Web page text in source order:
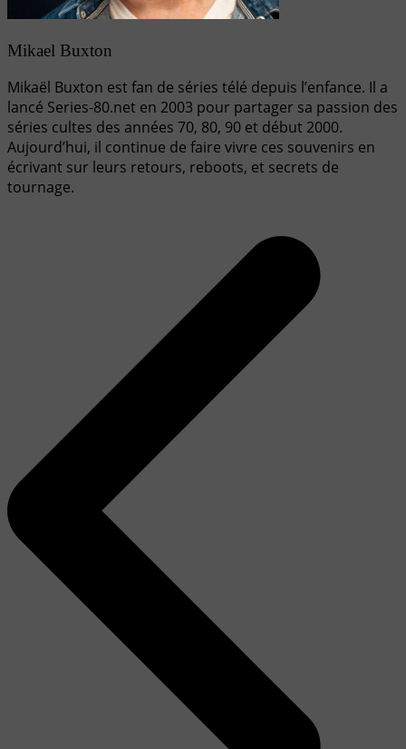
Mikael Buxton
Mikaël Buxton est fan de séries télé depuis l’enfance. Il a
lancé Series-80.net en 2003 pour partager sa passion des
séries cultes des années 70, 80, 90 et début 2000.
Aujourd’hui, il continue de faire vivre ces souvenirs en
écrivant sur leurs retours, reboots, et secrets de
tournage.